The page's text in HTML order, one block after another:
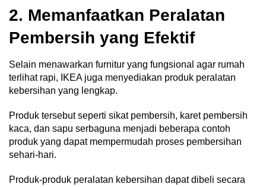
2. Memanfaatkan Peralatan
Pembersih yang Efektif
Selain menawarkan furnitur yang fungsional agar rumah
terlihat rapi, IKEA juga menyediakan produk peralatan
kebersihan yang lengkap.
Produk tersebut seperti sikat pembersih, karet pembersih
kaca, dan sapu serbaguna menjadi beberapa contoh
produk yang dapat mempermudah proses pembersihan
sehari-hari.
Produk-produk peralatan kebersihan dapat dibeli secara